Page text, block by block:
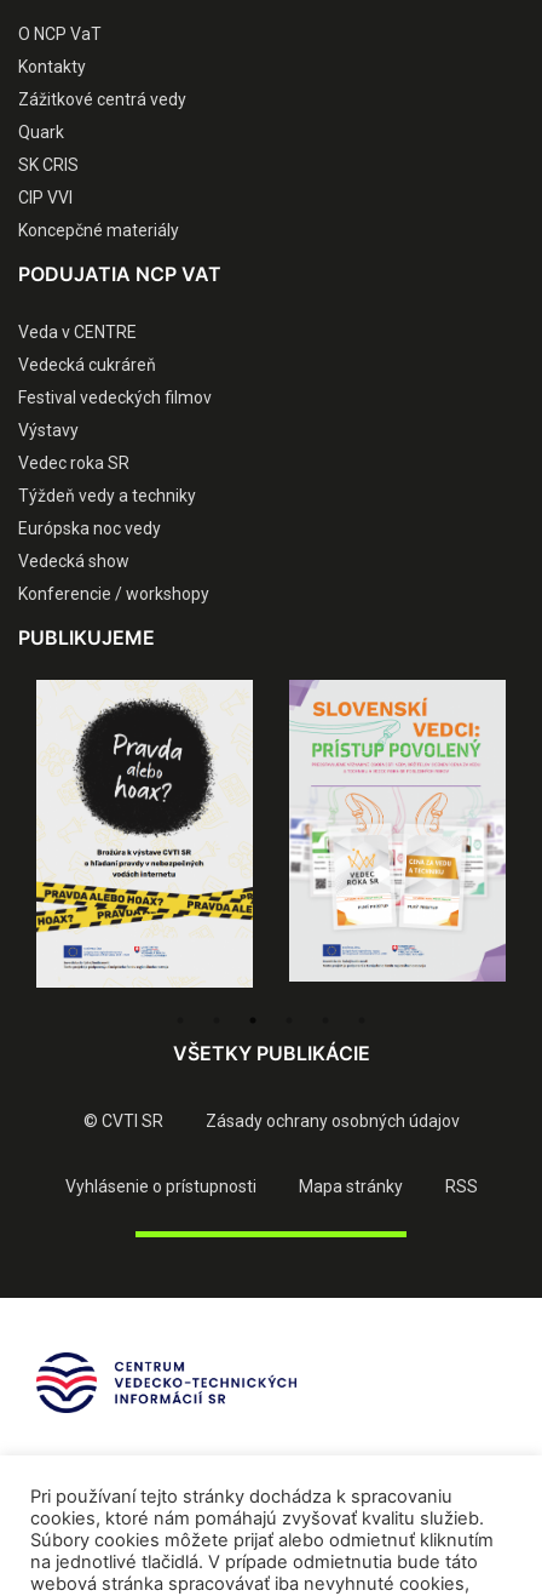
O NCP VaT
Kontakty
Zážitkové centrá vedy
Quark
SK CRIS
CIP VVI
Koncepčné materiály
PODUJATIA NCP VAT
Veda v CENTRE
Vedecká cukráreň
Festival vedeckých filmov
Výstavy
Vedec roka SR
Týždeň vedy a techniky
Európska noc vedy
Vedecká show
Konferencie / workshopy
PUBLIKUJEME
VŠETKY PUBLIKÁCIE
© CVTI SR Zásady ochrany osobných údajov
Vyhlásenie o prístupnosti Mapa stránky RSS
Pri používaní tejto stránky dochádza k spracovaniu
cookies, ktoré nám pomáhajú zvyšovať kvalitu služieb.
Súbory cookies môžete prijať alebo odmietnuť kliknutím
na jednotlivé tlačidlá. V prípade odmietnutia bude táto
webová stránka spracovávať iba nevyhnuté cookies,